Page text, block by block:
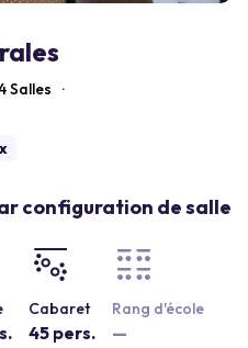
Salles
·
configuration de salle
Cabaret
45 pers.
Rang d'école
—